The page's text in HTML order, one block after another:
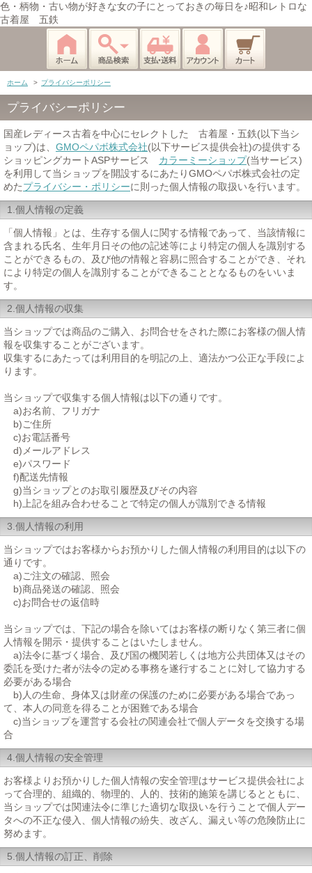
色・柄物・古い物が好きな女の子にとっておきの毎日を♪昭和レトロな
古着屋 五鉄
ホーム > プライバシーポリシー
プライバシーポリシー
国産レディース古着を中心にセレクトした 古着屋・五鉄(以下当シ
ョップ)は、 GMOペパボ株式会社(以下サービス提供会社)の提供する
ショッピングカートASPサービス カラーミーショップ(当サービス)
を利用して当ショップを開設するにあたりGMOペパボ株式会社の定
めたプライバシー・ポリシーに則った個人情報の取扱いを行います。
1.個人情報の定義
「個人情報」とは、生存する個人に関する情報であって、当該情報に
含まれる氏名、生年月日その他の記述等により特定の個人を識別する
ことができるもの、及び他の情報と容易に照合することができ、それ
により特定の個人を識別することができることとなるものをいいま
す。
2.個人情報の収集
当ショップでは商品のご購入、お問合せをされた際にお客様の個人情
報を収集することがございます。
収集するにあたっては利用目的を明記の上、適法かつ公正な手段によ
ります。
当ショップで収集する個人情報は以下の通りです。
a)お名前、フリガナ
b)ご住所
c)お電話番号
d)メールアドレス
e)パスワード
f)配送先情報
g)当ショップとのお取引履歴及びその内容
h)上記を組み合わせることで特定の個人が識別できる情報
3.個人情報の利用
当ショップではお客様からお預かりした個人情報の利用目的は以下の
通りです。
a)ご注文の確認、照会
b)商品発送の確認、照会
c)お問合せの返信時
当ショップでは、下記の場合を除いてはお客様の断りなく第三者に個
人情報を開示・提供することはいたしません。
a)法令に基づく場合、及び国の機関若しくは地方公共団体又はその
委託を受けた者が法令の定める事務を遂行することに対して協力する
必要がある場合
b)人の生命、身体又は財産の保護のために必要がある場合であっ
て、本人の同意を得ることが困難である場合
c)当ショップを運営する会社の関連会社で個人データを交換する場
合
4.個人情報の安全管理
お客様よりお預かりした個人情報の安全管理はサービス提供会社によ
って合理的、組織的、物理的、人的、技術的施策を講じるとともに、
当ショップでは関連法令に準じた適切な取扱いを行うことで個人デー
タへの不正な侵入、個人情報の紛失、改ざん、漏えい等の危険防止に
努めます。
5.個人情報の訂正、削除